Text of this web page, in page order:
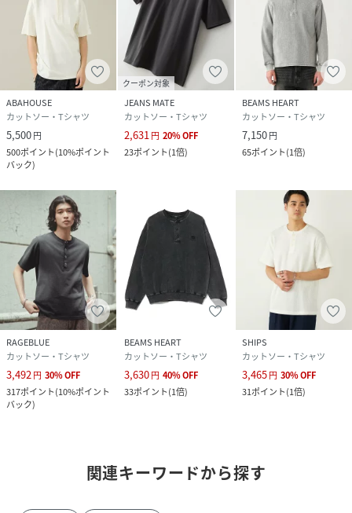
ABAHOUSE
カットソー・Tシャツ
5,500円
500ポイント(10%ポイント
バック)
クーポン対象
JEANS MATE
カットソー・Tシャツ
2,631円 20%OFF
23ポイント(1倍)
BEAMS HEART
カットソー・Tシャツ
7,150円
65ポイント(1倍)
RAGEBLUE
カットソー・Tシャツ
3,492 円 30%OFF
317ポイント(10%ポイント
バック)
BEAMS HEART
カットソー・Tシャツ
3,630円 40%OFF
33ポイント(1倍)
SHIPS
カットソー・Tシャツ
3,465円 30%OFF
31ポイント(1倍)
関連キーワードから探す